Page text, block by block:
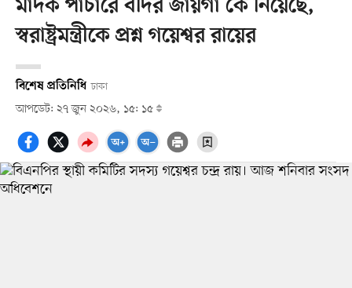
মাদক পাচারে বদির জায়গা কে নিয়েছে,
স্বরাষ্ট্রমন্ত্রীকে প্রশ্ন গয়েশ্বর রায়ের
বিশেষ প্রতিনিধি ঢাকা
আপডেট: ২৭ জুন ২০২৬, ১৫: ১৫